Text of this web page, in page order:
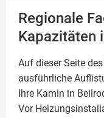
Regionale
Kapazitäten
Auf dieser Seite
ausführliche
Ihre Kamin in
Vor